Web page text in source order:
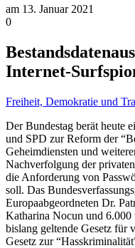
am 13. Januar 2021
0
Internet-
Freiheit, Demokratie und
Der Bundestag berät heute
und SPD zur Reform der
Geheimdiensten und
Nachverfolgung der
die Anforderung von
soll. Das
Europaabgeordneten Dr.
Katharina Nocun und
bislang geltende Gesetz für
Gesetz zur